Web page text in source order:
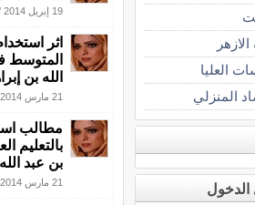
19 إبريل 2014
اثر
المتوسط
الله بن
21 مارس 2014
مطالب
بالتعليم
بن عبد
21 مارس 2014
العليا
المنزلي